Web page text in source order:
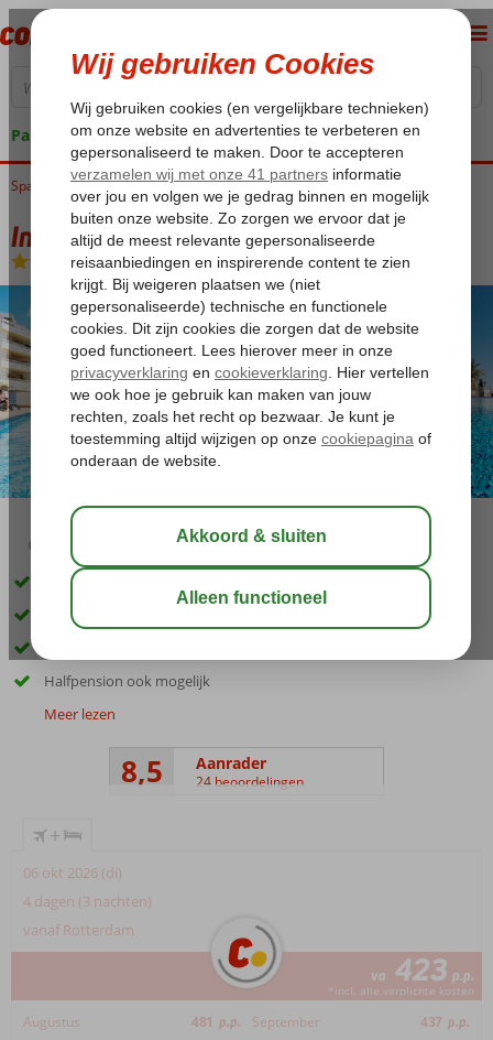
Pakketgarantie
Home
Spanje Balearen Ibiza Santa Eulalia Invisa La Cala
Invisa La Cala
Logies en ontbijt -Hotel
02:45 aug 29°C
Naast mooie jachthaven
Strand op ca. 200 m.
Halfpension ook mogelijk
Meer lezen
8,5 Aanrader
24 beoordelingen
+
06 okt 2026 (di)
4 dagen (3 nachten)
vanaf Rotterdam
va 423 p.p.
*incl. alle verplichte kosten
Augustus 481 p.p. September 437 p.p.